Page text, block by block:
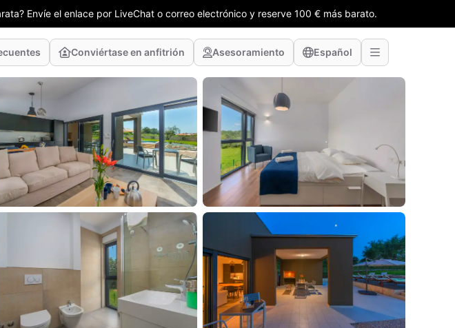
Envíe el enlace por LiveChat o correo electrónico y reserve 100 € más barato.
Conviértase en anfitrión Asesoramiento Español